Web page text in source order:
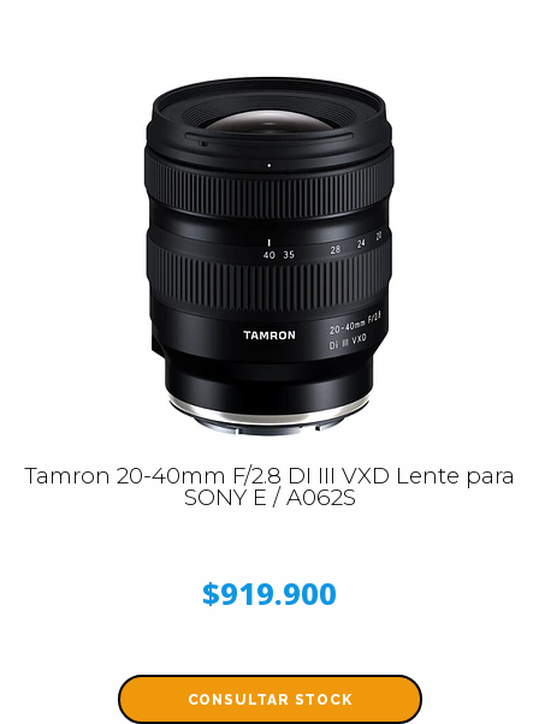
Tamron 20-40mm F/2.8 DI III VXD Lente para
SONY E / A062S
$919.900
CONSULTAR STOCK